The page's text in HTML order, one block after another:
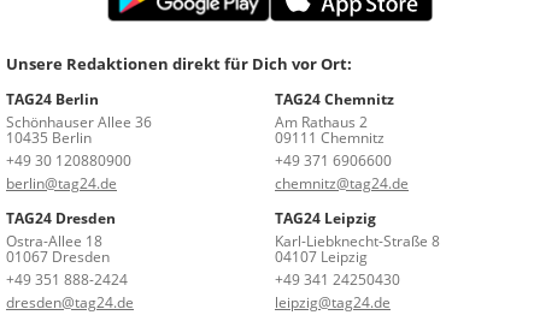
Unsere Redaktionen direkt für Dich vor Ort:
TAG24 Berlin
Schönhauser Allee 36
10435 Berlin
+49 30 120880900
berlin@tag24.de
TAG24 Chemnitz
Am Rathaus 2
09111 Chemnitz
+49 371 6906600
chemnitz@tag24.de
TAG24 Dresden
Ostra-Allee 18
01067 Dresden
+49 351 888-2424
dresden@tag24.de
TAG24 Leipzig
Karl-Liebknecht-Straße 8
04107 Leipzig
+49 341 24250430
leipzig@tag24.de